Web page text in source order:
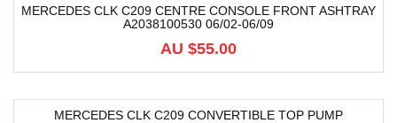
MERCEDES CLK C209 CENTRE CONSOLE FRONT ASHTRAY
A2038100530 06/02-06/09
AU $55.00
MERCEDES CLK C209 CONVERTIBLE TOP PUMP